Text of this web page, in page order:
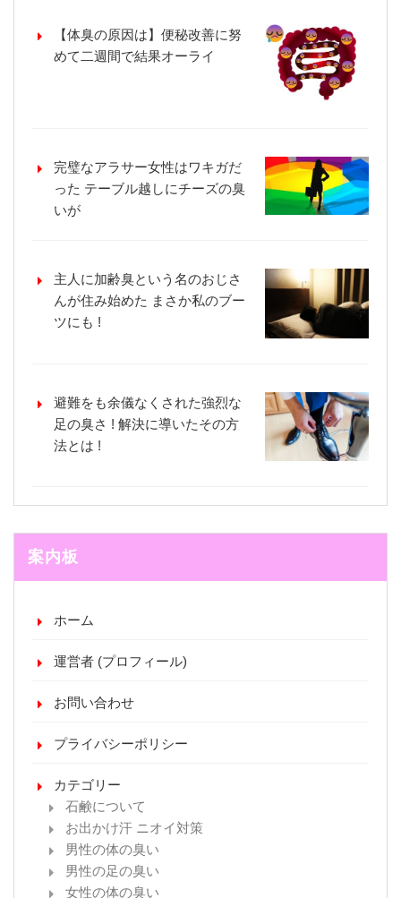
【体臭の原因は】便秘改善に努
めて二週間で結果オーライ
完璧なアラサー女性はワキガだ
った テーブル越しにチーズの臭
いが
主人に加齢臭という名のおじさ
んが住み始めた まさか私のブー
ツにも !
避難をも余儀なくされた強烈な
足の臭さ ! 解決に導いたその方
法とは !
案内板
ホーム
運営者 (プロフィール)
お問い合わせ
プライバシーポリシー
カテゴリー
石鹸について
お出かけ汗 ニオイ対策
男性の体の臭い
男性の足の臭い
女性の体の臭い